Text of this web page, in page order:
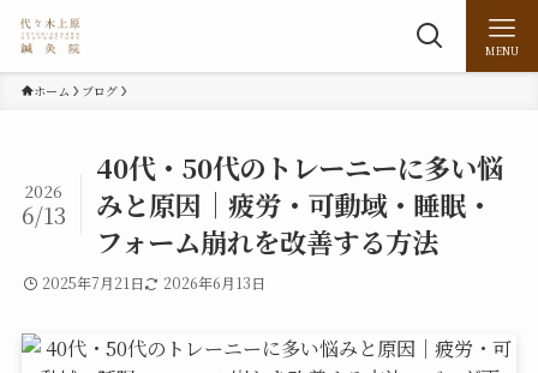
MENU
ホーム ブログ
40代・50代のトレーニーに多い悩
みと原因｜疲労・可動域・睡眠・
フォーム崩れを改善する方法
2026
6/13
2025年7月21日 2026年6月13日